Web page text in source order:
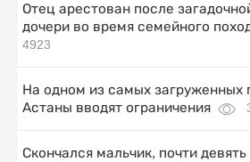
Отец арестован после
дочери во время семейного
4923
На одном из самых загруженных
Астаны вводят ограничения
Скончался мальчик, почти